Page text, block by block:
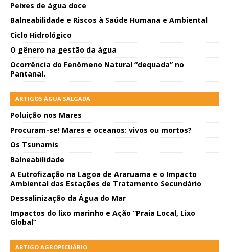
Peixes de água doce
Balneabilidade e Riscos à Saúde Humana e Ambiental
Ciclo Hidrológico
O gênero na gestão da água
Ocorrência do Fenômeno Natural “dequada” no
Pantanal.
ARTIGOS ÁGUA SALGADA
Poluição nos Mares
Procuram-se! Mares e oceanos: vivos ou mortos?
Os Tsunamis
Balneabilidade
A Eutrofização na Lagoa de Araruama e o Impacto
Ambiental das Estações de Tratamento Secundário
Dessalinização da Água do Mar
Impactos do lixo marinho e Ação “Praia Local, Lixo
Global”
ARTIGO AGROPECUÁRIO